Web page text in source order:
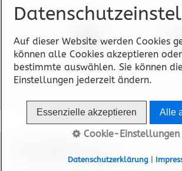
Auf dieser Website werden Cookies
können alle Cookies akzeptieren
bestimmte auswählen. Sie können
Einstellungen jederzeit ändern.
Essenzielle akzeptieren Alle
Cookie-Einstellungen
Datenschutzerklärung